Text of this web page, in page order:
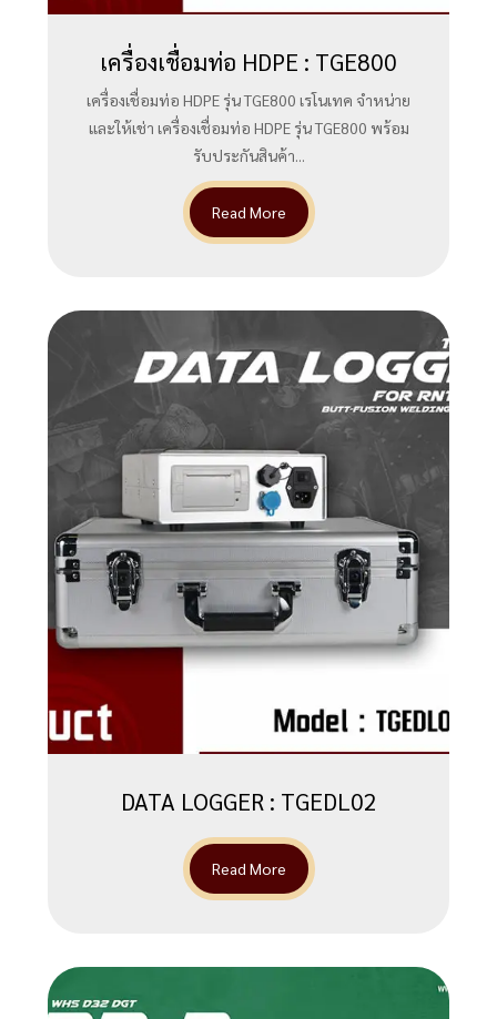
เครื่องเชื่อมท่อ HDPE : TGE800
เครื่องเชื่อมท่อ HDPE รุ่น TGE800 เรโนเทค จำหน่าย
และให้เช่า เครื่องเชื่อมท่อ HDPE รุ่น TGE800 พร้อม
รับประกันสินค้า...
Read More
DATA LOGGER : TGEDL02
Read More